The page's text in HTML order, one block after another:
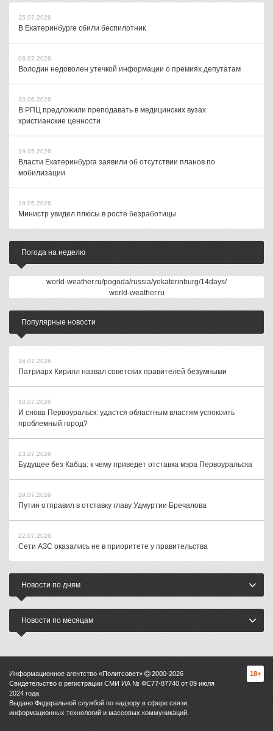
25.07.2026
В Екатеринбурге сбили беспилотник
08.07.2026
Володин недоволен утечкой информации о премиях депутатам
30.06.2026
В РПЦ предложили преподавать в медицинских вузах
христианские ценности
19.05.2026
Власти Екатеринбурга заявили об отсутствии планов по
мобилизации
18.05.2026
Министр увидел плюсы в росте безработицы
Погода на неделю
world-weather.ru/pogoda/russia/yekaterinburg/14days/
world-weather.ru
Популярные новости
16.07.2026
Патриарх Кирилл назвал советских правителей безумными
10.07.2026
И снова Первоуральск: удастся областным властям успокоить
проблемный город?
23.07.2026
Будущее без Кабца: к чему приведет отставка мэра Первоуральска
29.07.2026
Путин отправил в отставку главу Удмуртии Бречалова
22.07.2026
Сети АЗС оказались не в приоритете у правительства
Новости по дням
Новости по месяцам
Информационное агентство «Политсовет» 2000-2026
Свидетельство о регистрации СМИ ИА № ФС77-87740 от 09 июля
2024 года.
Выдано Федеральной службой по надзору в сфере связи,
информационных технологий и массовых коммуникаций.
18+